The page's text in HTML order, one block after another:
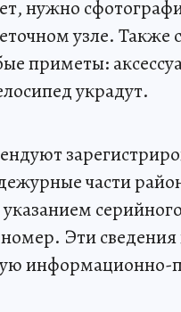
нужно
узле. Также
приметы:
украдут.
части
указанием
Эти
информационно-